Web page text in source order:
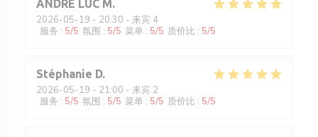
ANDRE LUC M
2026-05-19 - 20:30 - 来宾 4
服务 : 5/5 氛围 : 5/5 菜单 : 5/5 质价比 : 5/5
Stéphanie D
2026-05-19 - 21:00 - 来宾 2
服务 : 5/5 氛围 : 5/5 菜单 : 5/5 质价比 : 5/5